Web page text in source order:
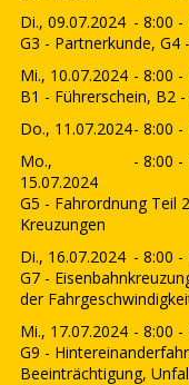
Di., 09.07.2024 - 8:00 -
G3 - Partnerkunde, G4
Mi., 10.07.2024 - 8:00 -
B1 - Führerschein, B2
Do., 11.07.2024- 8:00 -
Mo.,
15.07.2024
- 8:00 -
G5 - Fahrordnung Teil
Kreuzungen
Di., 16.07.2024 - 8:00 -
G7 -
der
Mi., 17.07.2024 - 8:00 -
G9 -
Beeinträchtigung,